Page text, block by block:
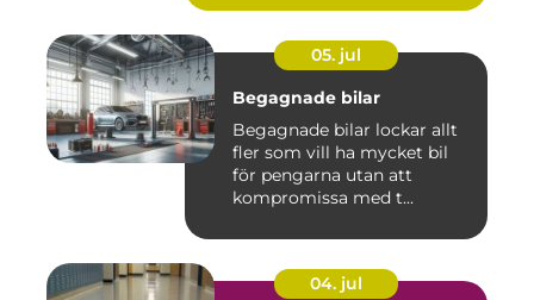
05. jul
Begagnade bilar
Begagnade bilar lockar allt
fler som vill ha mycket bil
för pengarna utan att
kompromissa med t...
04. jul